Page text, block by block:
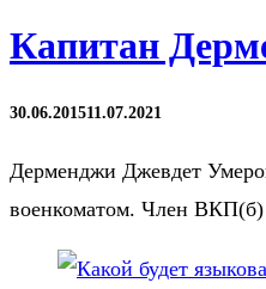
Капитан
30.06.201511.07.2021
Дерменджи Джевдет
военкоматом. Член